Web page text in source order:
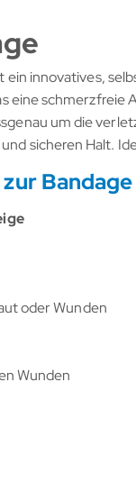
innovatives,
eine
um die
sicheren Halt.
Bandage
oder Wunden
Wunden